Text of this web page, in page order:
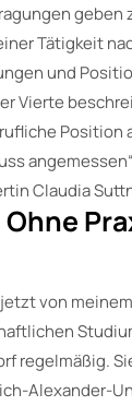
geben
Tätigkeit
und
Vierte
Position
Claudia
von meinem
regelmäßig.
Alexander-